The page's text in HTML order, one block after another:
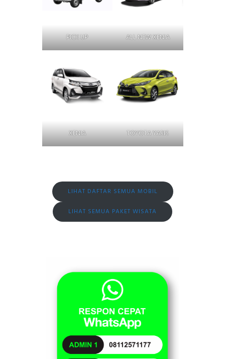
PICK UP ALL NEW XENIA
XENIA TOYOTA YARIS
LIHAT DAFTAR SEMUA MOBIL
LIHAT SEMUA PAKET WISATA